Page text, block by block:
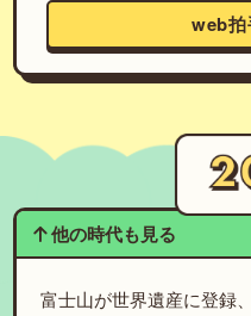
web
他の時代も見る
富士山が世界遺産に登録